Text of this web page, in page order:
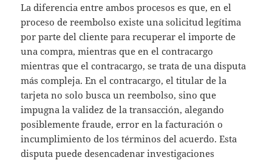
La diferencia entre ambos procesos es que, en el
proceso de reembolso existe una solicitud legítima
por parte del cliente para recuperar el importe de
una compra, mientras que en el contracargo
mientras que el contracargo, se trata de una disputa
más compleja. En el contracargo, el titular de la
tarjeta no solo busca un reembolso, sino que
impugna la validez de la transacción, alegando
posiblemente fraude, error en la facturación o
incumplimiento de los términos del acuerdo. Esta
disputa puede desencadenar investigaciones